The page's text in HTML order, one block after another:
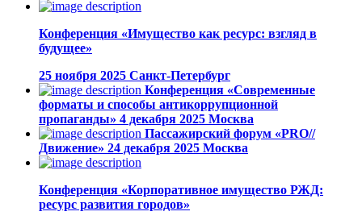
Конференция «Имущество как ресурс: взгляд в
будущее»
25 ноября 2025 Санкт-Петербург
Конференция «Современные
форматы и способы антикоррупционной
пропаганды» 4 декабря 2025 Москва
Пассажирский форум «PRO//
Движение» 24 декабря 2025 Москва
Конференция «Корпоративное имущество РЖД:
ресурс развития городов»